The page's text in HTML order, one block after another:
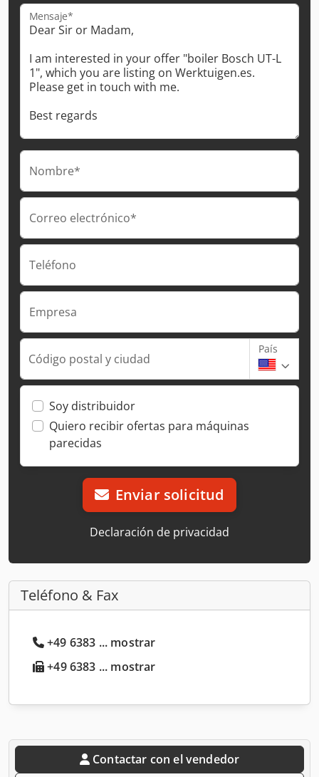
Mensaje*
Nombre*
Correo electrónico*
Teléfono
Empresa
Código postal y ciudad
País
Soy distribuidor
Quiero recibir ofertas para máquinas
parecidas
Enviar solicitud
Declaración de privacidad
Teléfono & Fax
+49 6383 ... mostrar
+49 6383 ... mostrar
Contactar con el vendedor